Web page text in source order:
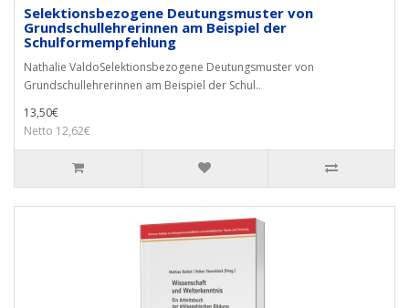
Selektionsbezogene Deutungsmuster von
Grundschullehrerinnen am Beispiel der
Schulformempfehlung
Nathalie ValdoSelektionsbezogene Deutungsmuster von
Grundschullehrerinnen am Beispiel der Schul..
13,50€
Netto 12,62€